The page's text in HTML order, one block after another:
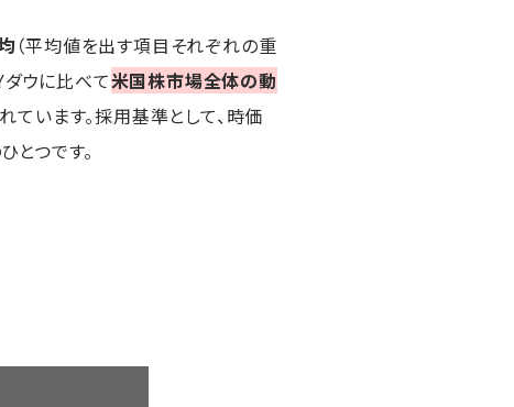
（平均値を出す項目それぞれの重
ダウに比べて米国株市場全体の動
います。採用基準として、時価
つです。